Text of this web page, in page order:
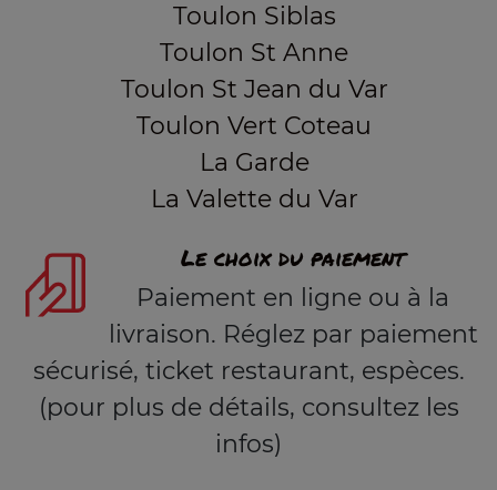
Toulon Siblas
Toulon St Anne
Toulon St Jean du Var
Toulon Vert Coteau
La Garde
La Valette du Var
Le choix du paiement
Paiement en ligne ou à la
livraison. Réglez par paiement
sécurisé, ticket restaurant, espèces.
(pour plus de détails, consultez les
infos)